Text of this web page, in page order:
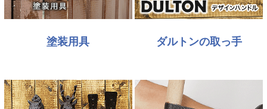
塗装用具 ダルトンの取っ手